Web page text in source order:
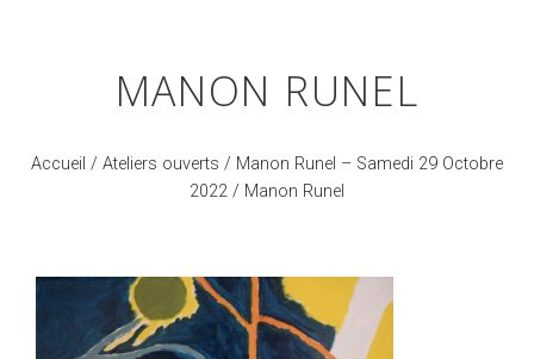
MANON RUNEL
Accueil / Ateliers ouverts / Manon Runel – Samedi 29 Octobre
2022 / Manon Runel